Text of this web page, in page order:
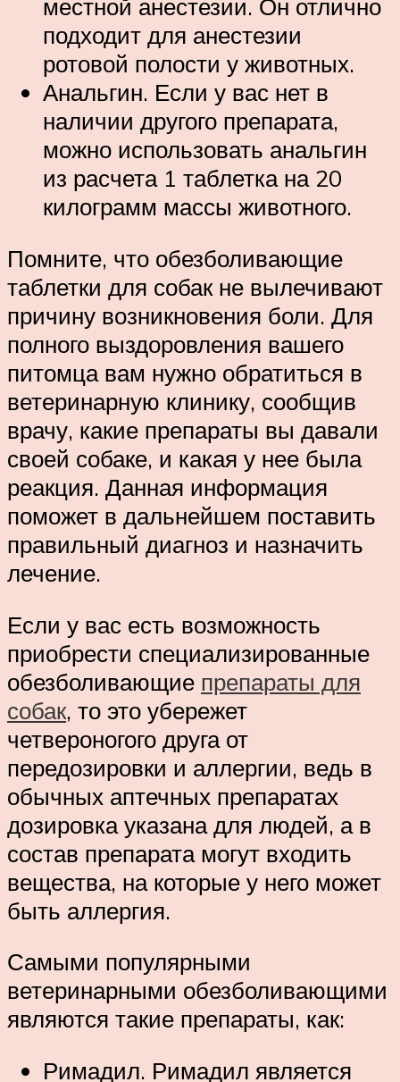
местной анестезии. Он отлично
подходит для анестезии
ротовой полости у животных.
Анальгин. Если у вас нет в
наличии другого препарата,
можно использовать анальгин
из расчета 1 таблетка на 20
килограмм массы животного.
Помните, что обезболивающие
таблетки для собак не вылечивают
причину возникновения боли. Для
полного выздоровления вашего
питомца вам нужно обратиться в
ветеринарную клинику, сообщив
врачу, какие препараты вы давали
своей собаке, и какая у нее была
реакция. Данная информация
поможет в дальнейшем поставить
правильный диагноз и назначить
лечение.
Если у вас есть возможность
приобрести специализированные
обезболивающие препараты для
собак, то это убережет
четвероногого друга от
передозировки и аллергии, ведь в
обычных аптечных препаратах
дозировка указана для людей, а в
состав препарата могут входить
вещества, на которые у него может
быть аллергия.
Самыми популярными
ветеринарными обезболивающими
являются такие препараты, как:
Римадил. Римадил является